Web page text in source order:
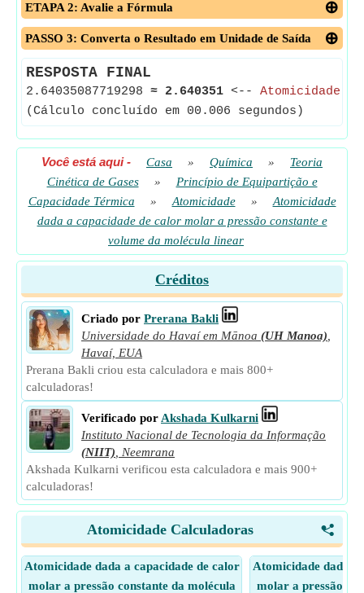
ETAPA 2: Avalie a Fórmula
PASSO 3: Converta o Resultado em Unidade de Saída
RESPOSTA FINAL
2.64035087719298 ≈ 2.640351 <-- Atomicidade
(Cálculo concluído em 00.006 segundos)
Você está aqui- Casa » Química »
Teoria
Cinética de Gases
»
Princípio de Equipartição e
Capacidade Térmica
» Atomicidade »
Atomicidade
dada a capacidade de calor molar a pressão constante e
volume da molécula linear
Créditos
Criado por Prerana Bakli
Universidade do Havaí em Mānoa (UH Manoa)
Havaí, EUA
Prerana Bakli criou esta calculadora e mais 800+
calculadoras!
Verificado por Akshada Kulkarni
Instituto Nacional de Tecnologia da Informação
(NIIT)
Neemrana
Akshada Kulkarni verificou esta calculadora e mais 900+
calculadoras!
<
Atomicidade Calculadoras
Atomicidade dada a capacidade de calor
molar a pressão constante da molécula
Atomicidade dada a
molar a pressão